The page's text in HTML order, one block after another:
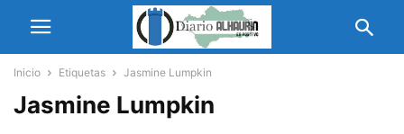
Inicio Etiquetas Jasmine Lumpkin
Jasmine Lumpkin